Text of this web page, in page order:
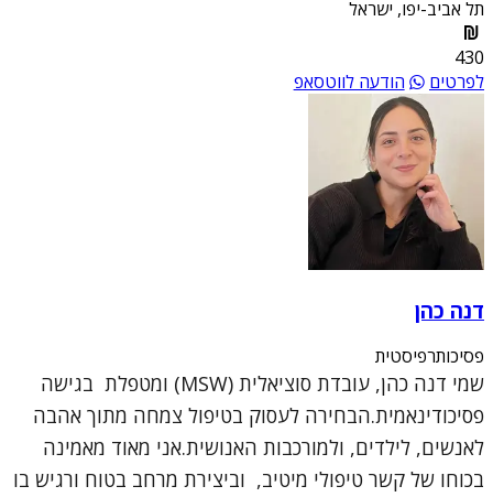
תל אביב-יפו, ישראל
430
לפרטים
הודעה לווטסאפ
דנה כהן
פסיכותרפיסטית
שמי דנה כהן, עובדת סוציאלית (MSW) ומטפלת בגישה
פסיכודינאמית.הבחירה לעסוק בטיפול צמחה מתוך אהבה
לאנשים, לילדים, ולמורכבות האנושית.אני מאוד מאמינה
בכוחו של קשר טיפולי מיטיב, וביצירת מרחב בטוח ורגיש בו